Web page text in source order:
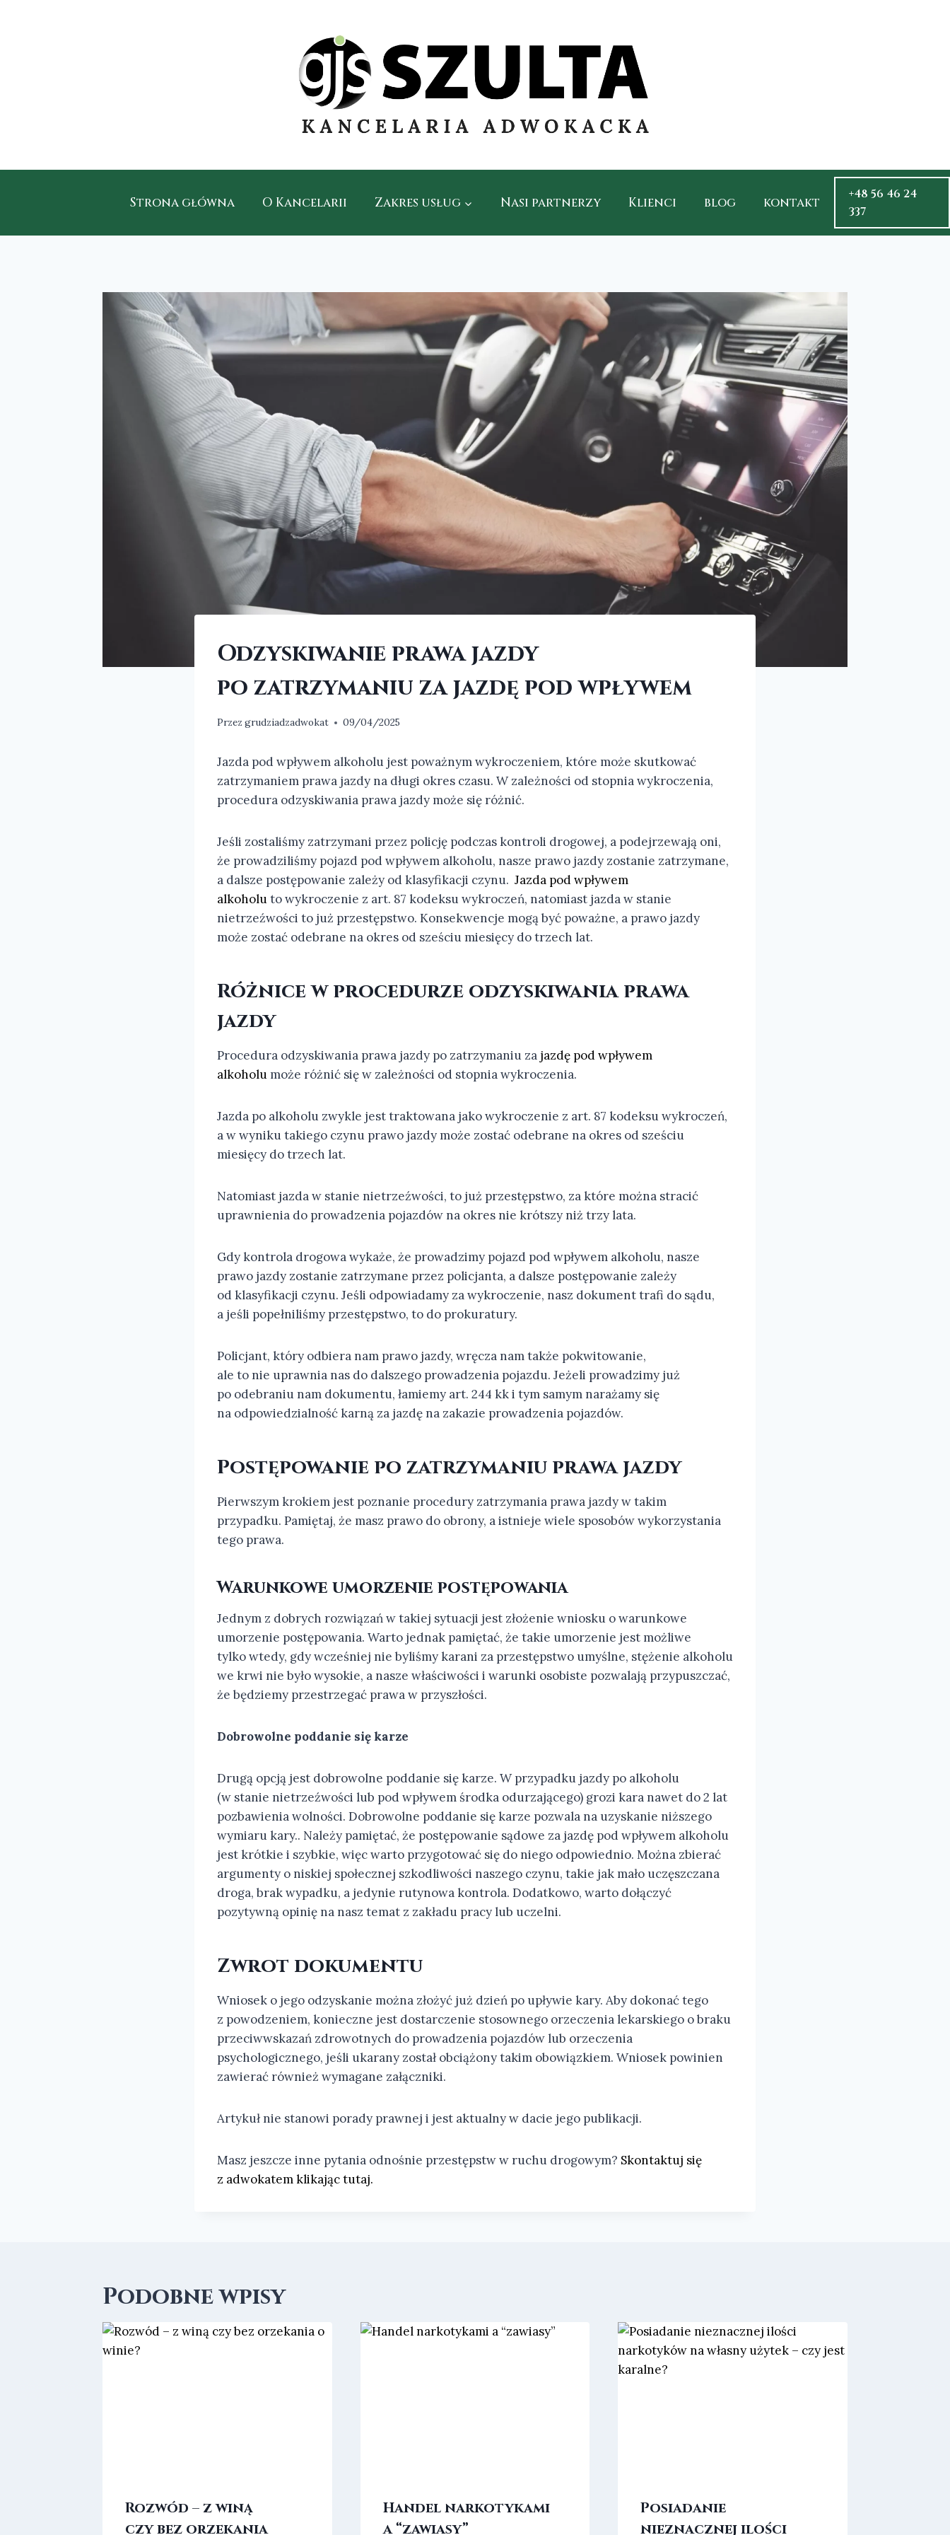
Strona główna O Kancelarii Zakres usług Nasi partnerzy Klienci blog kontakt
+48 56 46 24
337
Odzyskiwanie prawa jazdy
po zatrzymaniu za jazdę pod wpływem
Przez grudziadzadwokat 09/04/2025
Jazda pod wpływem alkoholu jest poważnym wykroczeniem, które może skutkować
zatrzymaniem prawa jazdy na długi okres czasu. W zależności od stopnia wykroczenia,
procedura odzyskiwania prawa jazdy może się różnić.
Jeśli zostaliśmy zatrzymani przez policję podczas kontroli drogowej, a podejrzewają oni,
że prowadziliśmy pojazd pod wpływem alkoholu, nasze prawo jazdy zostanie zatrzymane,
a dalsze postępowanie zależy od klasyfikacji czynu. Jazda pod wpływem
alkoholuto wykroczenie z art. 87 kodeksu wykroczeń, natomiast jazda w stanie
nietrzeźwości to już przestępstwo. Konsekwencje mogą być poważne, a prawo jazdy
może zostać odebrane na okres od sześciu miesięcy do trzech lat.
Różnice w procedurze odzyskiwania prawa
jazdy
Procedura odzyskiwania prawa jazdy po zatrzymaniu za jazdę pod wpływem
alkoholu może różnić się w zależności od stopnia wykroczenia.
Jazda po alkoholu zwykle jest traktowana jako wykroczenie z art. 87 kodeksu wykroczeń,
a w wyniku takiego czynu prawo jazdy może zostać odebrane na okres od sześciu
miesięcy do trzech lat.
Natomiast jazda w stanie nietrzeźwości, to już przestępstwo, za które można stracić
uprawnienia do prowadzenia pojazdów na okres nie krótszy niż trzy lata.
Gdy kontrola drogowa wykaże, że prowadzimy pojazd pod wpływem alkoholu, nasze
prawo jazdy zostanie zatrzymane przez policjanta, a dalsze postępowanie zależy
od klasyfikacji czynu. Jeśli odpowiadamy za wykroczenie, nasz dokument trafi do sądu,
a jeśli popełniliśmy przestępstwo, to do prokuratury.
Policjant, który odbiera nam prawo jazdy, wręcza nam także pokwitowanie,
ale to nie uprawnia nas do dalszego prowadzenia pojazdu. Jeżeli prowadzimy już
po odebraniu nam dokumentu, łamiemy art. 244 kk i tym samym narażamy się
na odpowiedzialność karną za jazdę na zakazie prowadzenia pojazdów.
Postępowanie po zatrzymaniu prawa jazdy
Pierwszym krokiem jest poznanie procedury zatrzymania prawa jazdy w takim
przypadku. Pamiętaj, że masz prawo do obrony, a istnieje wiele sposobów wykorzystania
tego prawa.
Warunkowe umorzenie postępowania
Jednym z dobrych rozwiązań w takiej sytuacji jest złożenie wniosku o warunkowe
umorzenie postępowania. Warto jednak pamiętać, że takie umorzenie jest możliwe
tylko wtedy, gdy wcześniej nie byliśmy karani za przestępstwo umyślne, stężenie alkoholu
we krwi nie było wysokie, a nasze właściwości i warunki osobiste pozwalają przypuszczać,
że będziemy przestrzegać prawa w przyszłości.
Dobrowolne poddanie się karze
Drugą opcją jest dobrowolne poddanie się karze. W przypadku jazdy po alkoholu
(w stanie nietrzeźwości lub pod wpływem środka odurzającego) grozi kara nawet do 2 lat
pozbawienia wolności. Dobrowolne poddanie się karze pozwala na uzyskanie niższego
wymiaru kary.. Należy pamiętać, że postępowanie sądowe za jazdę pod wpływem alkoholu
jest krótkie i szybkie, więc warto przygotować się do niego odpowiednio. Można zbierać
argumenty o niskiej społecznej szkodliwości naszego czynu, takie jak mało uczęszczana
droga, brak wypadku, a jedynie rutynowa kontrola. Dodatkowo, warto dołączyć
pozytywną opinię na nasz temat z zakładu pracy lub uczelni.
Zwrot dokumentu
Wniosek o jego odzyskanie można złożyć już dzień po upływie kary. Aby dokonać tego
z powodzeniem, konieczne jest dostarczenie stosownego orzeczenia lekarskiego o braku
przeciwwskazań zdrowotnych do prowadzenia pojazdów lub orzeczenia
psychologicznego, jeśli ukarany został obciążony takim obowiązkiem. Wniosek powinien
zawierać również wymagane załączniki.
Artykuł nie stanowi porady prawnej i jest aktualny w dacie jego publikacji.
Masz jeszcze inne pytania odnośnie przestępstw w ruchu drogowym? Skontaktuj się
z adwokatem klikając tutaj.
Podobne wpisy
Rozwód – z winą
czy bez orzekania
Handel narkotykami
a “zawiasy”
Posiadanie
nieznacznej ilości